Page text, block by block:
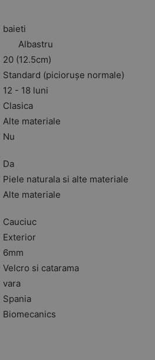
baieti
Albastru
20 (12.5cm)
Standard (piciorușe normale)
12 - 18 luni
Clasica
Alte materiale
Nu
Da
Piele naturala si alte materiale
Alte materiale
Cauciuc
Exterior
6mm
Velcro si catarama
vara
Spania
Biomecanics